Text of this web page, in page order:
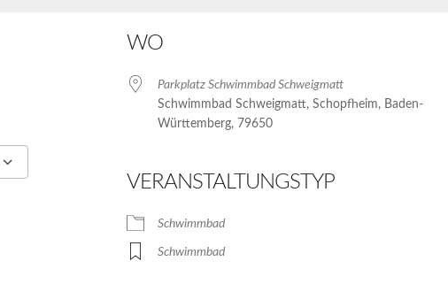
WO
Parkplatz Schwimmbad Schweigmatt
Schwimmbad Schweigmatt, Schopfheim, Baden-
Württemberg, 79650
VERANSTALTUNGSTYP
Schwimmbad
Schwimmbad